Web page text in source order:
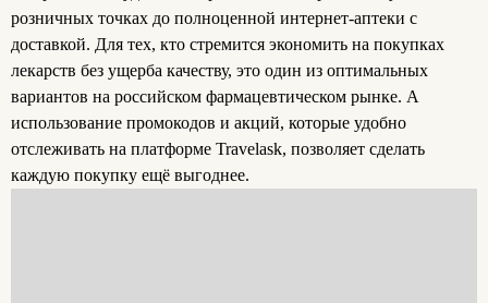
розничных точках до полноценной интернет-аптеки с
доставкой. Для тех, кто стремится экономить на покупках
лекарств без ущерба качеству, это один из оптимальных
вариантов на российском фармацевтическом рынке. А
использование промокодов и акций, которые удобно
отслеживать на платформе Travelask, позволяет сделать
каждую покупку ещё выгоднее.